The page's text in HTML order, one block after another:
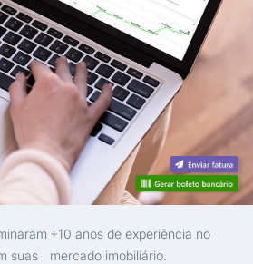
suas
+10 anos de experiência no
mercado imobiliário.